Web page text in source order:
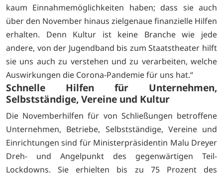
kaum Einnahmemöglichkeiten haben; dass sie auch
über den November hinaus zielgenaue finanzielle Hilfen
erhalten. Denn Kultur ist keine Branche wie jede
andere, von der Jugendband bis zum Staatstheater hilft
sie uns auch zu verstehen und zu verarbeiten, welche
Auswirkungen die Corona-Pandemie für uns hat.“
Schnelle Hilfen für Unternehmen,
Selbstständige, Vereine und Kultur
Die Novemberhilfen für von Schließungen betroffene
Unternehmen, Betriebe, Selbstständige, Vereine und
Einrichtungen sind für Ministerpräsidentin Malu Dreyer
Dreh- und Angelpunkt des gegenwärtigen Teil-
Lockdowns. Sie erhielten bis zu 75 Prozent des